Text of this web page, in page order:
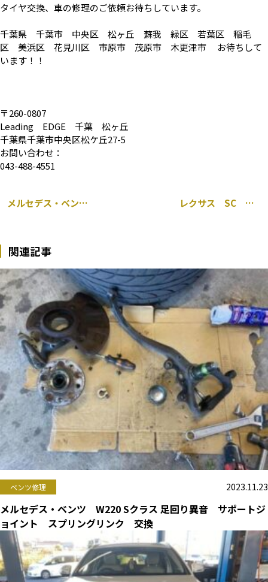
タイヤ交換、車の修理のご依頼お待ちしています。
千葉県 千葉市 中央区 松ヶ丘 蘇我 緑区 若葉区 稲毛
区 美浜区 花見川区 市原市 茂原市 木更津市 お待ちして
います！！
〒260-0807
Leading EDGE 千葉 松ヶ丘
千葉県千葉市中央区松ケ丘27-5
お問い合わせ：
043-488-4551
メルセデス・ベンツ 205 Cクラス 持ち込み グリル交換 レクサス SC パワーウインドー レギュレーター 交換
関連記事
ベンツ修理 2023.11.23
メルセデス・ベンツ W220 Sクラス 足回り異音 サポートジ
ョイント スプリングリンク 交換